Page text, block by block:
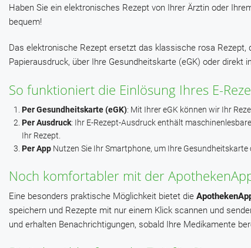
Haben Sie ein elektronisches Rezept von Ihrer Ärztin oder
bequem!
Das elektronische Rezept ersetzt das klassische rosa
Papierausdruck, über Ihre Gesundheitskarte (eGK) oder direkt
So funktioniert die Einlösung Ihres E-
Per Gesundheitskarte (eGK): Mit Ihrer eGK können wir Ihr
Per Ausdruck: Ihr E-Rezept-Ausdruck enthält
Ihr Rezept.
Per App Nutzen Sie Ihr Smartphone, um Ihre
Noch komfortabler mit der
Eine besonders praktische Möglichkeit bietet die
speichern und Rezepte mit nur einem Klick scannen und
und erhalten Benachrichtigungen, sobald Ihre Medikamente